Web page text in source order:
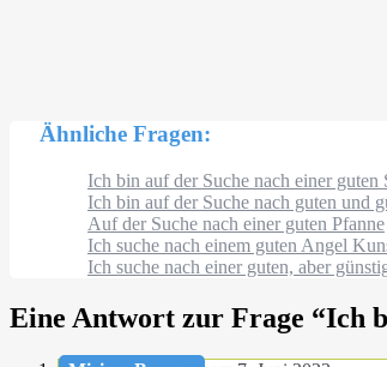
Ähnliche Fragen:
Ich bin auf der Suche nach einer guten
Ich bin auf der Suche nach guten und
Auf der Suche nach einer guten Pfanne
Ich suche nach einem guten Angel
Ich suche nach einer guten, aber
Eine Antwort zur Frage “Ich